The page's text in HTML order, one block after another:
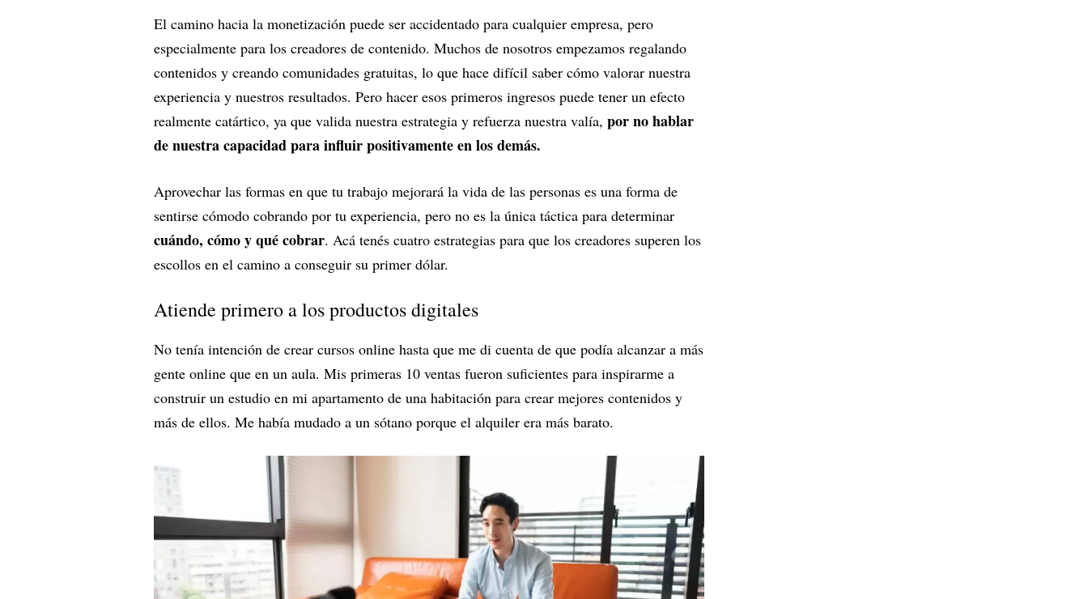
El camino hacia la monetización puede ser accidentado para cualquier empresa, pero
especialmente para los creadores de contenido. Muchos de nosotros empezamos regalando
contenidos y creando comunidades gratuitas, lo que hace difícil saber cómo valorar nuestra
experiencia y nuestros resultados. Pero hacer esos primeros ingresos puede tener un efecto
realmente catártico, ya que valida nuestra estrategia y refuerza nuestra valía, por no hablar
de nuestra capacidad para influir positivamente en los demás.
Aprovechar las formas en que tu trabajo mejorará la vida de las personas es una forma de
sentirse cómodo cobrando por tu experiencia, pero no es la única táctica para determinar
cuándo, cómo y qué cobrar. Acá tenés cuatro estrategias para que los creadores superen los
escollos en el camino a conseguir su primer dólar.
Atiende primero a los productos digitales
No tenía intención de crear cursos online hasta que me di cuenta de que podía alcanzar a más
gente online que en un aula. Mis primeras 10 ventas fueron suficientes para inspirarme a
construir un estudio en mi apartamento de una habitación para crear mejores contenidos y
más de ellos. Me había mudado a un sótano porque el alquiler era más barato.